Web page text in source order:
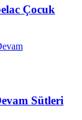
Çocuk
Sütleri